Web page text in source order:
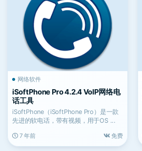
网络软件
iSoftPhone Pro 4.2.4 VoIP网络电
话工具
iSoftPhone（iSoftPhone Pro）是一款
先进的软电话，带有视频，用于OS ...
7 年前 免费